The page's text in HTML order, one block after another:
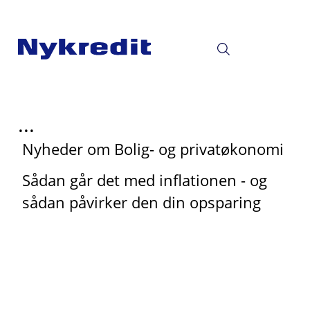
...
Nyheder om Bolig- og privatøkonomi
Sådan går det med inflationen - og
sådan påvirker den din opsparing